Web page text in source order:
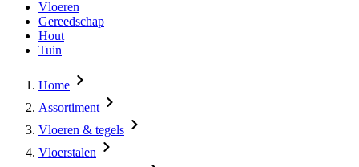
Vloeren
Gereedschap
Hout
Tuin
Home
Assortiment
Vloeren & tegels
Vloerstalen